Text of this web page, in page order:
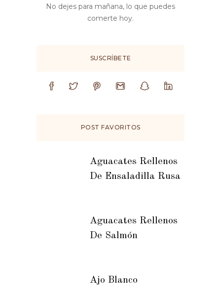
No dejes para mañana, lo que puedes
comerte hoy.
SUSCRÍBETE
POST FAVORITOS
Aguacates Rellenos
De Ensaladilla Rusa
Aguacates Rellenos
De Salmón
Ajo Blanco